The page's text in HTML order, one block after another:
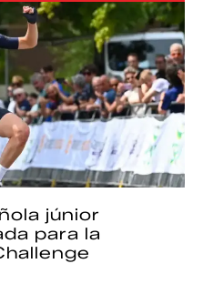
júnior
para la